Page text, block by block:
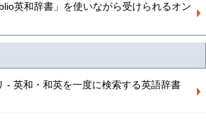
英和辞書」を使いながら受けられるオン
- 英和・和英を一度に検索する英語辞書